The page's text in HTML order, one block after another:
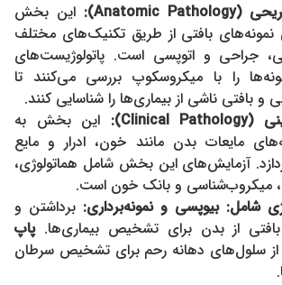
(Anatomic Pathology):
این بخش
بافتی از طریق تکنیک‌های مختلف
جراحی و اتوپسی است. پاتولوژیست‌های
را با میکروسکوپ بررسی می‌کنند تا
و بافتی ناشی از بیماری‌ها را شناسایی کنند.
(Clinical Pathology):
این بخش به
مایعات بدن مانند خون، ادرار و مایع
آزمایش‌های این بخش شامل هماتولوژی،
میکروب‌شناسی و بانک خون است.
شامل:بیوپسی و نمونه‌برداری: برداشتن و
از بدن برای تشخیص بیماری‌ها.پاپ
از سلول‌های دهانه رحم برای تشخیص سرطان